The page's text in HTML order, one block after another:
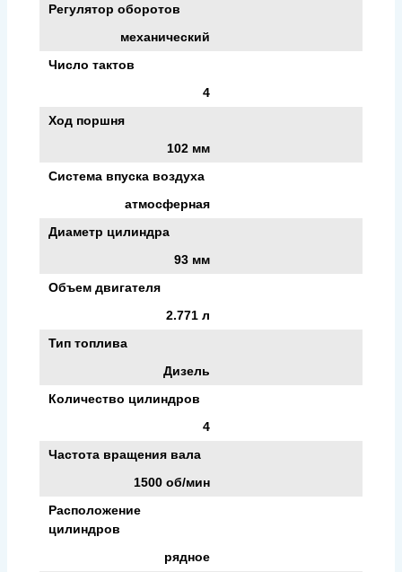
Регулятор оборотов
механический
Число тактов
4
Ход поршня
102 мм
Система впуска воздуха
атмосферная
Диаметр цилиндра
93 мм
Объем двигателя
2.771 л
Тип топлива
Дизель
Количество цилиндров
4
Частота вращения вала
1500 об/мин
Расположение
цилиндров
рядное